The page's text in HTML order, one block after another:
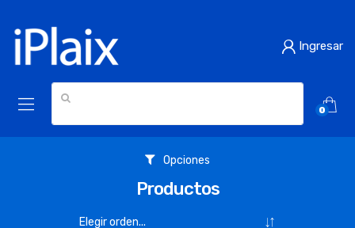
Ingresar
0
Opciones
Productos